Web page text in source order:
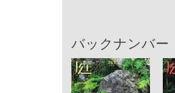
バックナンバー